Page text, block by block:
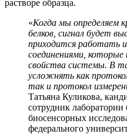
растворе образца.
«Когда мы определяем
белков, сигнал будет
приходится работать и
соединениями,
свойства системы. В
усложнять как
так и протокол
Татьяна Куликова,
сотрудник лаборатории
биосенсорных
федерального